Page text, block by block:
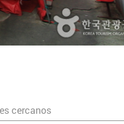
cercanos